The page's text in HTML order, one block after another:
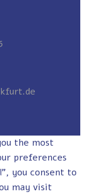
the most
preferences
you consent to
may visit